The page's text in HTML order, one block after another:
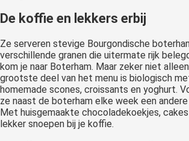
De koffie en lekkers erbij
Ze serveren stevige Bourgondische
verschillende granen die uitermate rijk
kom je naar Boterham. Maar zeker niet
grootste deel van het menu is biologisch
homemade scones, croissants en yoghurt.
ze naast de boterham elke week een
Met huisgemaakte chocoladekoekjes,
lekker snoepen bij je koffie.